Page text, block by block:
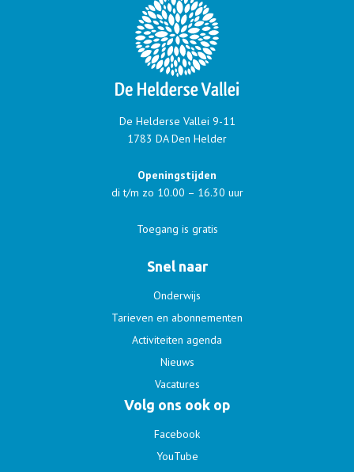
De Helderse Vallei 9-11
1783 DA Den Helder
Openingstijden
di t/m zo 10.00 – 16.30 uur
Toegang is gratis
Snel naar
Onderwijs
Tarieven en abonnementen
Activiteiten agenda
Nieuws
Vacatures
Volg ons ook op
Facebook
YouTube